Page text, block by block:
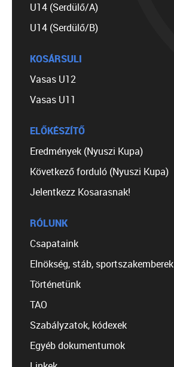
U14 (Serdülő/A)
U14 (Serdülő/B)
KOSÁRSULI
Vasas U12
Vasas U11
ELŐKÉSZÍTŐ
Eredmények (Nyuszi Kupa)
Következő forduló (Nyuszi Kupa)
Jelentkezz Kosarasnak!
RÓLUNK
Csapataink
Elnökség, stáb, sportszakemberek
Történetünk
TAO
Szabályzatok, kódexek
Egyéb dokumentumok